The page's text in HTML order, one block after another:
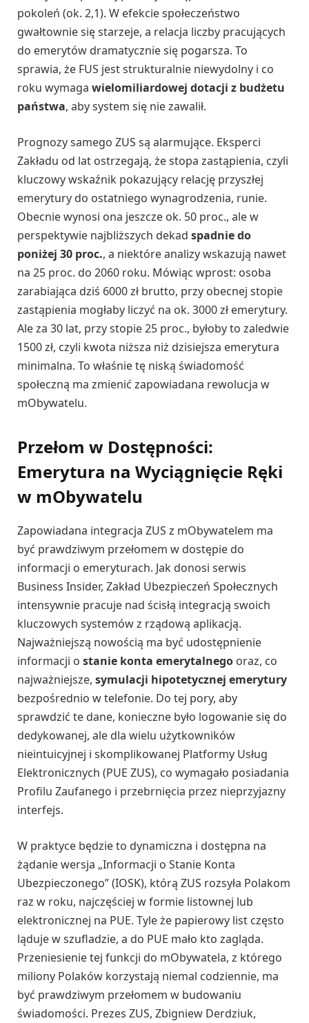
pokoleń (ok. 2,1). W efekcie społeczeństwo
gwałtownie się starzeje, a relacja liczby pracujących
do emerytów dramatycznie się pogarsza. To
sprawia, że FUS jest strukturalnie niewydolny i co
roku wymaga wielomiliardowej dotacji z budżetu
państwa, aby system się nie zawalił.
Prognozy samego ZUS są alarmujące. Eksperci
Zakładu od lat ostrzegają, że stopa zastąpienia, czyli
kluczowy wskaźnik pokazujący relację przyszłej
emerytury do ostatniego wynagrodzenia, runie.
Obecnie wynosi ona jeszcze ok. 50 proc., ale w
perspektywie najbliższych dekad spadnie do
poniżej 30 proc., a niektóre analizy wskazują nawet
na 25 proc. do 2060 roku. Mówiąc wprost: osoba
zarabiająca dziś 6000 zł brutto, przy obecnej stopie
zastąpienia mogłaby liczyć na ok. 3000 zł emerytury.
Ale za 30 lat, przy stopie 25 proc., byłoby to zaledwie
1500 zł, czyli kwota niższa niż dzisiejsza emerytura
minimalna. To właśnie tę niską świadomość
społeczną ma zmienić zapowiadana rewolucja w
mObywatelu.
Przełom w Dostępności:
Emerytura na Wyciągnięcie Ręki
w mObywatelu
Zapowiadana integracja ZUS z mObywatelem ma
być prawdziwym przełomem w dostępie do
informacji o emeryturach. Jak donosi serwis
Business Insider, Zakład Ubezpieczeń Społecznych
intensywnie pracuje nad ścisłą integracją swoich
kluczowych systemów z rządową aplikacją.
Najważniejszą nowością ma być udostępnienie
informacji o stanie konta emerytalnego oraz, co
najważniejsze, symulacji hipotetycznej emerytury
bezpośrednio w telefonie. Do tej pory, aby
sprawdzić te dane, konieczne było logowanie się do
dedykowanej, ale dla wielu użytkowników
nieintuicyjnej i skomplikowanej Platformy Usług
Elektronicznych (PUE ZUS), co wymagało posiadania
Profilu Zaufanego i przebrnięcia przez nieprzyjazny
interfejs.
W praktyce będzie to dynamiczna i dostępna na
żądanie wersja „Informacji o Stanie Konta
Ubezpieczonego” (IOSK), którą ZUS rozsyła Polakom
raz w roku, najczęściej w formie listownej lub
elektronicznej na PUE. Tyle że papierowy list często
ląduje w szufladzie, a do PUE mało kto zagląda.
Przeniesienie tej funkcji do mObywatela, z którego
miliony Polaków korzystają niemal codziennie, ma
być prawdziwym przełomem w budowaniu
świadomości. Prezes ZUS, Zbigniew Derdziuk,